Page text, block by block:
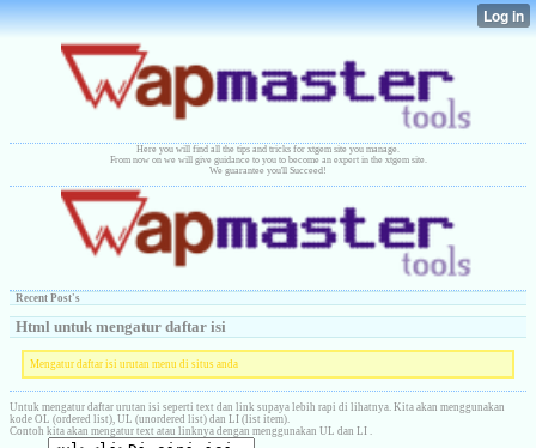
Here you will find all the tips and tricks for xtgem site you manage.
From now on we will give guidance to you to become an expert in the xtgem site.
We guarantee you'll Succeed!
Recent Post's
Html untuk mengatur daftar isi
Mengatur daftar isi urutan menu di situs anda
Untuk mengatur daftar urutan isi seperti text dan link supaya lebih rapi di lihatnya. Kita akan menggunakan
kode OL (ordered list), UL (unordered list) dan LI (list item).
Contoh kita akan mengatur text atau linknya dengan menggunakan UL dan LI .